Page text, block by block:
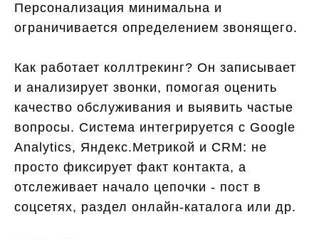
Персонализация минимальна и
ограничивается определением звонящего.
Как работает коллтрекинг? Он записывает
и анализирует звонки, помогая оценить
качество обслуживания и выявить частые
вопросы. Система интегрируется с Google
Analytics, Яндекс.Метрикой и CRM: не
просто фиксирует факт контакта, а
отслеживает начало цепочки - пост в
соцсетях, раздел онлайн-каталога или др.